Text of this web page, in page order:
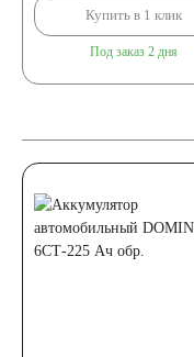
Купить в 1 клик
Под заказ 2 дня